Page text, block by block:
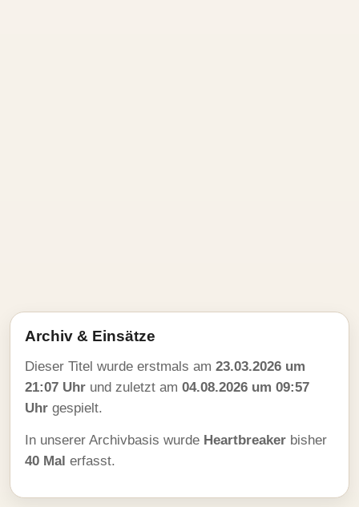
Archiv & Einsätze
Dieser Titel wurde erstmals am 23.03.2026 um
21:07 Uhr und zuletzt am 04.08.2026 um 09:57
Uhr gespielt.
In unserer Archivbasis wurde Heartbreaker bisher
40 Mal erfasst.